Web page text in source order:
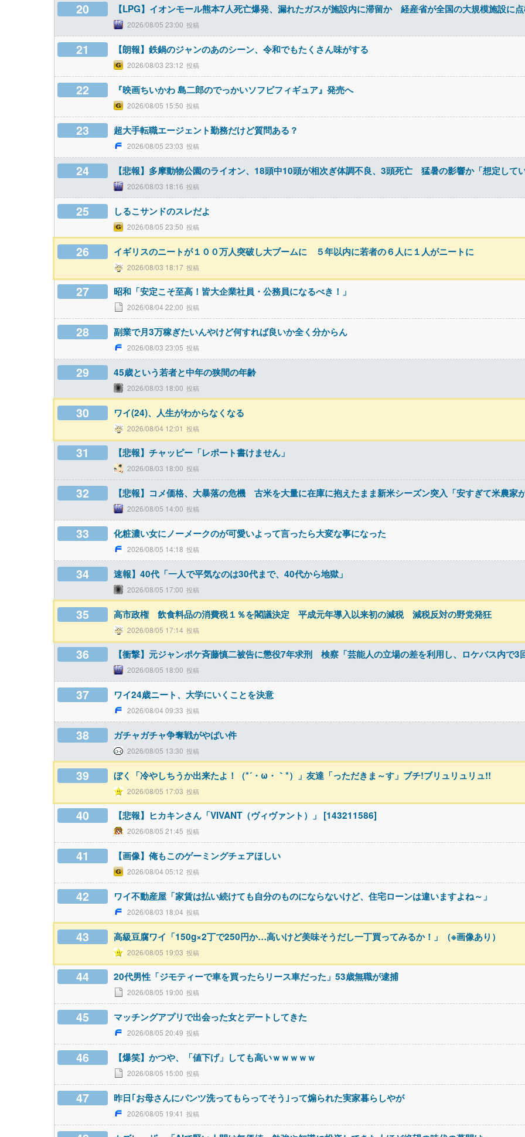
20 【LPG】イオンモール熊本7人死亡爆発、漏れたガスが施設内に滞留か 経産省が全国の大規模施設に
2026/08/05 23:00
21 【朗報】鉄鍋のジャンのあのシーン、令和でもたくさん味がする
2026/08/03 23:12
22 『映画ちいかわ 島二郎のでっかいソフビフィギュア』発売へ
2026/08/05 15:50
23 超大手転職エージェント勤務だけど質問ある？
2026/08/05 23:03
24 【悲報】多摩動物公園のライオン、18頭中10頭が相次ぎ体調不良、3頭死亡 猛暑の影響か「想定して
2026/08/03 18:16
25 しるこサンドのスレだよ
2026/08/05 23:50
26 イギリスのニートが１００万人突破し大ブームに ５年以内に若者の６人に１人がニートに
2026/08/03 18:17
27 昭和「安定こそ至高！皆大企業社員・公務員になるべき！」
2026/08/04 22:00
28 副業で月3万稼ぎたいんやけど何すれば良いか全く分からん
2026/08/03 23:05
29 45歳という若者と中年の狭間の年齢
2026/08/03 18:00
30 ワイ(24)、人生がわからなくなる
2026/08/04 12:01
31 【悲報】チャッピー「レポート書けません」
2026/08/03 18:00
32 【悲報】コメ価格、大暴落の危機 古米を大量に在庫に抱えたまま新米シーズン突入「安すぎて米農家
2026/08/05 14:00
33 化粧濃い女にノーメークのが可愛いよって言ったら大変な事になった
2026/08/05 14:18
34 速報】40代「一人で平気なのは30代まで、40代から地獄」
2026/08/05 17:00
35 高市政権 飲食料品の消費税１％を閣議決定 平成元年導入以来初の減税 減税反対の野党発狂
2026/08/05 17:14
36 【衝撃】元ジャンポケ斉藤慎二被告に懲役7年求刑 検察「芸能人の立場の差を利用し、ロケバス内で
2026/08/05 18:00
37 ワイ24歳ニート、大学にいくことを決意
2026/08/04 09:33
38 ガチャガチャ争奪戦がやばい件
2026/08/05 13:30
39 ぼく「冷やしちうか出来たよ！（*´・ω・｀*）」友達「っただきま～す」ブチ!ブリュリュリュ!!
2026/08/05 17:03
40 【悲報】ヒカキンさん「VIVANT（ヴィヴァント）」 [143211586]
2026/08/05 21:45
41 【画像】俺もこのゲーミングチェアほしい
2026/08/04 05:12
42 ワイ不動産屋「家賃は払い続けても自分のものにならないけど、住宅ローンは違いますよね～」
2026/08/03 18:04
43 高級豆腐ワイ「150g×2丁で250円か…高いけど美味そうだし一丁買ってみるか！」（※画像あり）
2026/08/05 19:03
44 20代男性「ジモティーで車を買ったらリース車だった」53歳無職が逮捕
2026/08/05 19:00
45 マッチングアプリで出会った女とデートしてきた
2026/08/05 20:49
46 【爆笑】かつや、「値下げ」しても高いｗｗｗｗｗ
2026/08/05 15:00
47 昨日｢お母さんにパンツ洗ってもらってそう｣って煽られた実家暮らしやが
2026/08/05 19:41